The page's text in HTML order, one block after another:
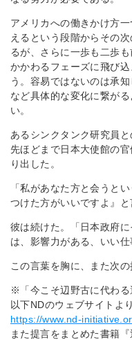
アメリカへの働きかけ方
えるという段階からその
るが、さらに一歩も二歩
かかわるフェーズに飛び
う。容易ではないのは承
など具体的な変化に繋が
い。
あるシンクタンク研究員
先ほどまで日本大使館の
り出した。
「私があなた方と会うと
つけた方がいいですよ』と
彼は続けた。「日本政府
は、影響力がある、いい
この言葉を胸に、また次の
※「今こそ辺野古に代わ
以下NDのウェブサイトよ
https://www.nd-
また提言をまとめた書籍